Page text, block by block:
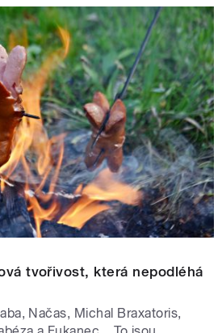
tvořivost, která nepodléhá
Načas, Michal Braxatoris,